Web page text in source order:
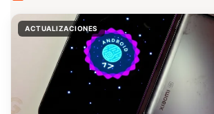
ACTUALIZACIONES